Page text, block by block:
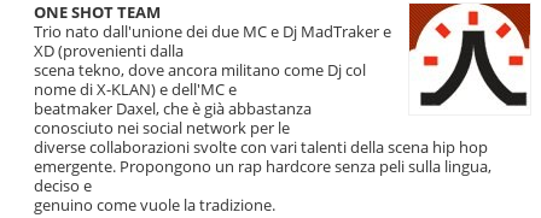
ONE SHOT TEAM
Trio nato dall'unione dei due MC e Dj MadTraker e
XD (provenienti dalla
scena tekno, dove ancora militano come Dj col
nome di X-KLAN) e dell'MC e
beatmaker Daxel, che è già abbastanza
conosciuto nei social network per le
diverse collaborazioni svolte con vari talenti della scena hip hop
emergente. Propongono un rap hardcore senza peli sulla lingua,
deciso e
genuino come vuole la tradizione.